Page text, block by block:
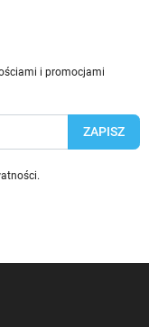
i promocjami
.